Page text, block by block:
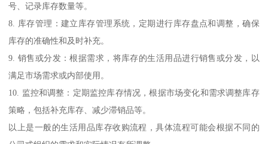
号、记录库存数量等。
8. 库存管理：建立库存管理系统，定期进行库存盘点和调整，确保
库存的准确性和及时补充。
9. 销售或分发：根据需求，将库存的生活用品进行销售或分发，以
满足市场需求或内部使用。
10. 监控和调整：定期监控库存情况，根据市场变化和需求调整库存
策略，包括补充库存、减少滞销品等。
以上是一般的生活用品库存收购流程，具体流程可能会根据不同的